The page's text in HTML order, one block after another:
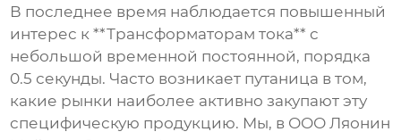
В последнее время наблюдается повышенный
интерес к **Трансформаторам тока** с
небольшой временной постоянной, порядка
0.5 секунды. Часто возникает путаница в том,
какие рынки наиболее активно закупают эту
специфическую продукцию. Мы, в ООО Ляонин